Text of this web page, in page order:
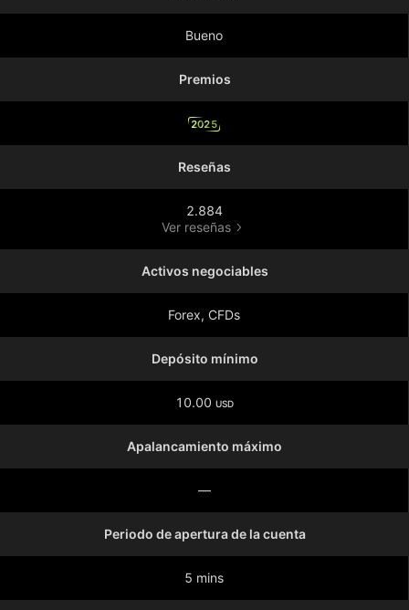
Bueno
Premios
2025
Reseñas
2.884
Ver reseñas
Activos negociables
Forex, CFDs
Depósito mínimo
10.00 USD
Apalancamiento máximo
—
Periodo de apertura de la cuenta
5 mins